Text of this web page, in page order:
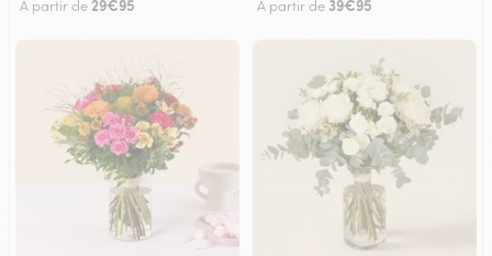
À partir de 29€95 À partir de 39€95